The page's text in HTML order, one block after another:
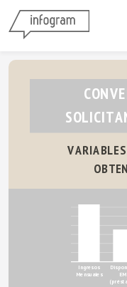
Ingresos
Mensuales